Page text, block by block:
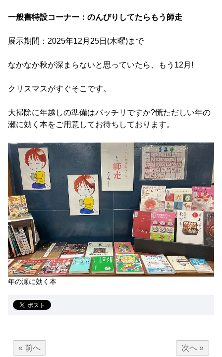
一般書特設コーナー：のんびりしてたらもう師走
展示期間：2025年12月25日(木曜)まで
なかなか秋が深まらないと思っていたら、もう12月!
クリスマスがすぐそこです。
大掃除に年越しの準備はバッチリですか?慌ただしい年の
瀬に効く本をご用意してお待ちしております。
年の瀬に効く本
« 前へ 次へ »